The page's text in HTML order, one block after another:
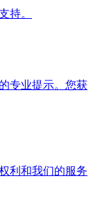
持。
专业提示。您获
利和我们的服务